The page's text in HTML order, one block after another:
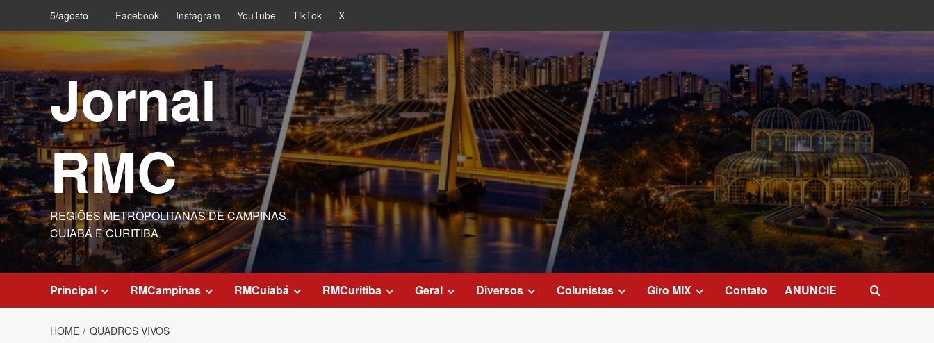
content
5/agosto Facebook Instagram YouTube TikTok X
Jornal
RMC
REGIÕES METROPOLITANAS DE CAMPINAS,
CUIABÁ E CURITIBA
Principal RMCampinas RMCuiabá RMCuritiba Geral Diversos Colunistas Giro MIX Contato ANUNCIE
HOME QUADROS VIVOS